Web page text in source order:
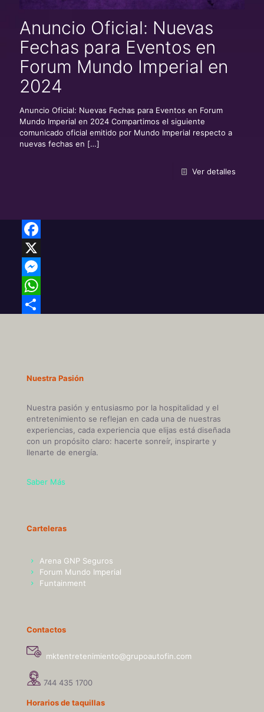
Anuncio Oficial: Nuevas
Fechas para Eventos en
Forum Mundo Imperial en
2024
Anuncio Oficial: Nuevas Fechas para Eventos en Forum
Mundo Imperial en 2024 Compartimos el siguiente
comunicado oficial emitido por Mundo Imperial respecto a
nuevas fechas en […]
Ver detalles
Facebook
X
Messenger
WhatsApp
Nuestra Pasión
Nuestra pasión y entusiasmo por la hospitalidad y el
entretenimiento se reflejan en cada una de nuestras
experiencias, cada experiencia que elijas está diseñada
con un propósito claro: hacerte sonreír, inspirarte y
llenarte de energía.
Saber Más
Carteleras
Arena GNP Seguros
Forum Mundo Imperial
Funtainment
Contactos
mktentretenimiento@grupoautofin.com
744 435 1700
Horarios de taquillas